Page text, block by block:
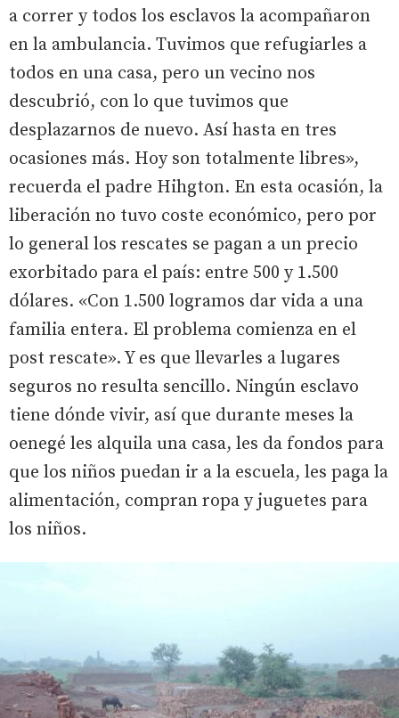
a correr y todos los esclavos la acompañaron
en la ambulancia. Tuvimos que refugiarles a
todos en una casa, pero un vecino nos
descubrió, con lo que tuvimos que
desplazarnos de nuevo. Así hasta en tres
ocasiones más. Hoy son totalmente libres»,
recuerda el padre Hihgton. En esta ocasión, la
liberación no tuvo coste económico, pero por
lo general los rescates se pagan a un precio
exorbitado para el país: entre 500 y 1.500
dólares. «Con 1.500 logramos dar vida a una
familia entera. El problema comienza en el
post rescate». Y es que llevarles a lugares
seguros no resulta sencillo. Ningún esclavo
tiene dónde vivir, así que durante meses la
oenegé les alquila una casa, les da fondos para
que los niños puedan ir a la escuela, les paga la
alimentación, compran ropa y juguetes para
los niños.